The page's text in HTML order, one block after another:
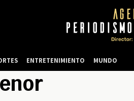
ENTRETENIMIENTO MUNDO